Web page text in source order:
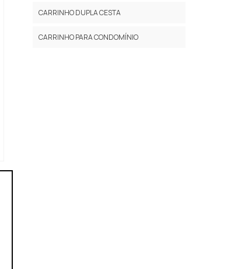
CARRINHO DUPLA CESTA
CARRINHO PARA CONDOMÍNIO